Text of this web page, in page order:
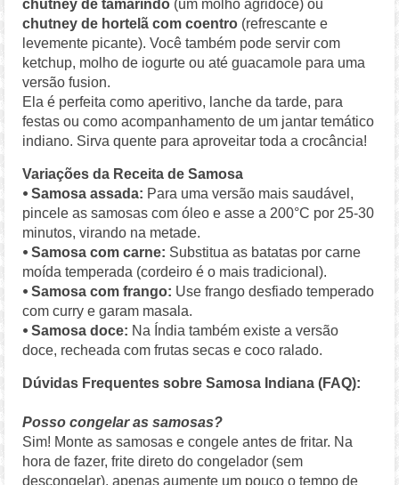
chutney de tamarindo (um molho agridoce) ou
chutney de hortelã com coentro (refrescante e
levemente picante). Você também pode servir com
ketchup, molho de iogurte ou até guacamole para uma
versão fusion.
Ela é perfeita como aperitivo, lanche da tarde, para
festas ou como acompanhamento de um jantar temático
indiano. Sirva quente para aproveitar toda a crocância!
Variações da Receita de Samosa
⦁ Samosa assada: Para uma versão mais saudável,
pincele as samosas com óleo e asse a 200°C por 25-30
minutos, virando na metade.
⦁ Samosa com carne: Substitua as batatas por carne
moída temperada (cordeiro é o mais tradicional).
⦁ Samosa com frango: Use frango desfiado temperado
com curry e garam masala.
⦁ Samosa doce: Na Índia também existe a versão
doce, recheada com frutas secas e coco ralado.
Dúvidas Frequentes sobre Samosa Indiana (FAQ):
Posso congelar as samosas?
Sim! Monte as samosas e congele antes de fritar. Na
hora de fazer, frite direto do congelador (sem
descongelar), apenas aumente um pouco o tempo de